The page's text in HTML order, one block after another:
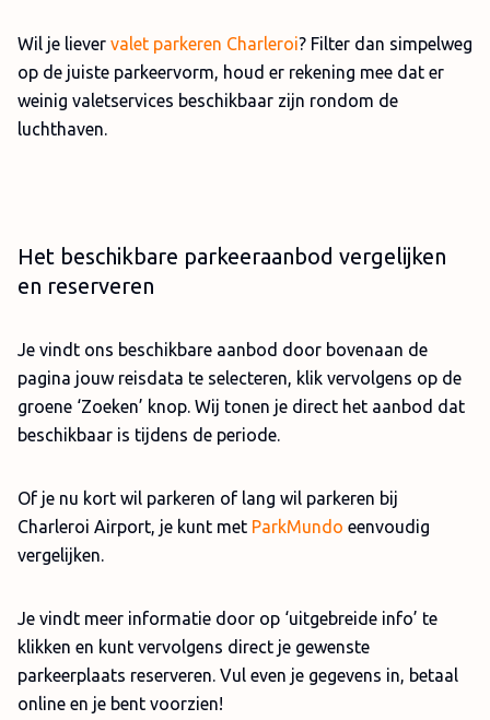
Wil je liever valet parkeren Charleroi? Filter dan simpelweg
op de juiste parkeervorm, houd er rekening mee dat er
weinig valetservices beschikbaar zijn rondom de
luchthaven.
Het beschikbare parkeeraanbod vergelijken
en reserveren
Je vindt ons beschikbare aanbod door bovenaan de
pagina jouw reisdata te selecteren, klik vervolgens op de
groene ‘Zoeken’ knop. Wij tonen je direct het aanbod dat
beschikbaar is tijdens de periode.
Of je nu kort wil parkeren of lang wil parkeren bij
Charleroi Airport, je kunt met ParkMundo eenvoudig
vergelijken.
Je vindt meer informatie door op ‘uitgebreide info’ te
klikken en kunt vervolgens direct je gewenste
parkeerplaats reserveren. Vul even je gegevens in, betaal
online en je bent voorzien!